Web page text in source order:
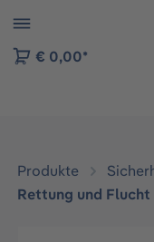
der B2B-
€ 0,00*
Produkte
Rettung und Flucht